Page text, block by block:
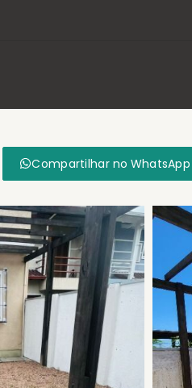
Compartilhar no WhatsApp